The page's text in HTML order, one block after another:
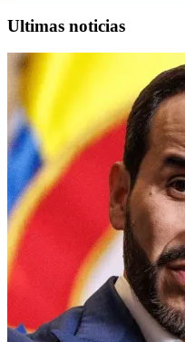
Ultimas noticias